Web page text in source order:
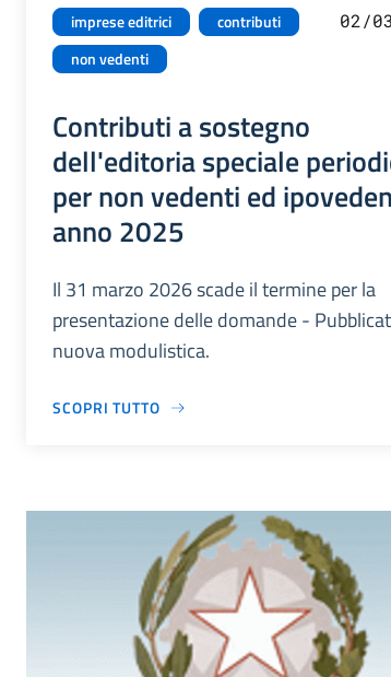
imprese editrici
contributi
non vedenti
02/
Contributi a sostegno
dell'editoria speciale
per non vedenti ed
anno 2025
Il 31 marzo 2026 scade il termine per la
presentazione delle domande -
nuova modulistica.
SCOPRI TUTTO